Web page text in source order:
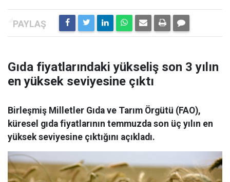
Gıda fiyatlarındaki yükseliş son 3 yılın
en yüksek seviyesine çıktı
Birleşmiş Milletler Gıda ve Tarım Örgütü (FAO),
küresel gıda fiyatlarının temmuzda son üç yılın en
yüksek seviyesine çıktığını açıkladı.